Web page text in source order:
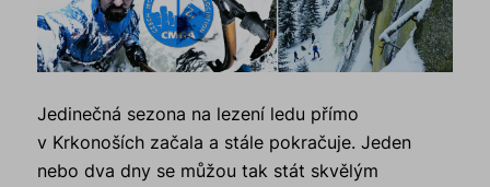
Jedinečná sezona na lezení ledu přímo
v Krkonoších začala a stále pokračuje. Jeden
nebo dva dny se můžou tak stát skvělým